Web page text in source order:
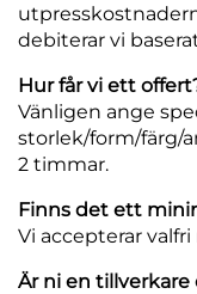
debiterar vi
Hur får vi ett
Vänligen ange
storlek/form/färg/
2 timmar.
Finns det ett
Vi accepterar
Är ni en